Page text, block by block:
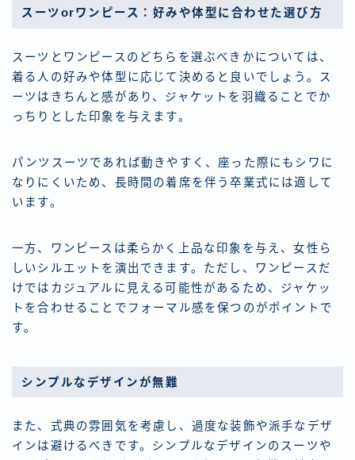
スーツorワンピース：好みや体型に合わせた選び方
スーツとワンピースのどちらを選ぶべきかについては、
着る人の好みや体型に応じて決めると良いでしょう。ス
ーツはきちんと感があり、ジャケットを羽織ることでか
っちりとした印象を与えます。
パンツスーツであれば動きやすく、座った際にもシワに
なりにくいため、長時間の着席を伴う卒業式には適して
います。
一方、ワンピースは柔らかく上品な印象を与え、女性ら
しいシルエットを演出できます。ただし、ワンピースだ
けではカジュアルに見える可能性があるため、ジャケッ
トを合わせることでフォーマル感を保つのがポイントで
す。
シンプルなデザインが無難
また、式典の雰囲気を考慮し、過度な装飾や派手なデザ
インは避けるべきです。シンプルなデザインのスーツや